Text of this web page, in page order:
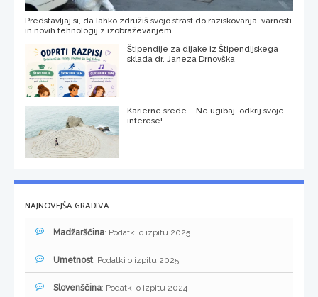
Predstavljaj si, da lahko združiš svojo strast do raziskovanja, varnosti
in novih tehnologij z izobraževanjem
Štipendije za dijake iz Štipendijskega
sklada dr. Janeza Drnovška
Karierne srede – Ne ugibaj, odkrij svoje
interese!
NAJNOVEJŠA GRADIVA
Madžarščina: Podatki o izpitu 2025
Umetnost: Podatki o izpitu 2025
Slovenščina: Podatki o izpitu 2024